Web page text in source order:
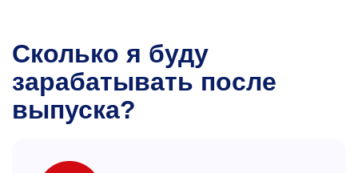
Сколько я буду
зарабатывать после
выпуска?